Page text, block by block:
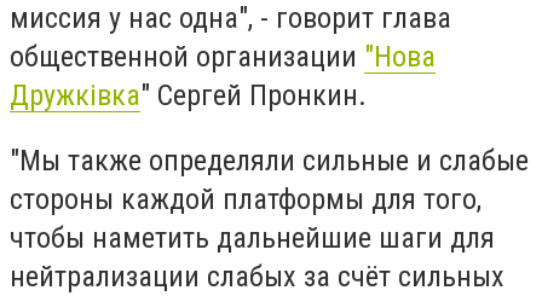
миссия у нас одна", - говорит глава
общественной организации "Нова
Дружківка" Сергей Пронкин.
"Мы также определяли сильные и слабые
стороны каждой платформы для того,
чтобы наметить дальнейшие шаги для
нейтрализации слабых за счёт сильных